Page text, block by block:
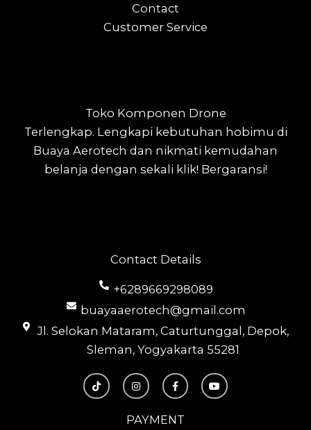
Contact Details
+6289669298089
buayaaerotech@gmail.com
Jl. Selokan Mataram, Caturtunggal, Depok,
Sleman, Yogyakarta 55281
T
i
k
I
n
s
a
g
F
a
c
b
o
Y
o
u
PAYMENT
Toko Komponen Drone
Terlengkap. Lengkapi kebutuhan hobimu di
Buaya Aerotech dan nikmati kemudahan
belanja dengan sekali klik! Bergaransi!
Contact
Customer Service